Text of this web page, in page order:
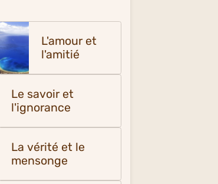
L'amour et
l'amitié
Le savoir et
l'ignorance
La vérité et le
mensonge